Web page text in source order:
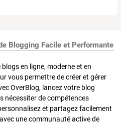
Blogging Facile et Performante
en ligne, moderne et en
vous permettre de créer et gérer
OverBlog, lancez votre blog
nécessiter de compétences
et partagez facilement
une communauté active de